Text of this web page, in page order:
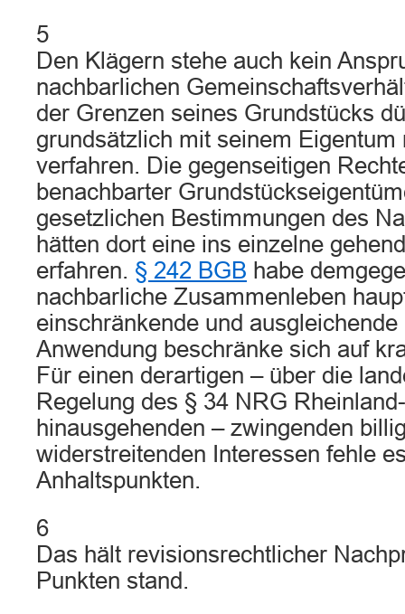
5
Den Klägern stehe auch kein
nachbarlichen
der Grenzen seines Grundstücks
grundsätzlich mit seinem Eigentum
verfahren. Die gegenseitigen
benachbarter
gesetzlichen Bestimmungen des
hätten dort eine ins einzelne
erfahren. § 242 BGB habe
nachbarliche Zusammenleben
einschränkende und
Anwendung beschränke sich auf
Für einen derartigen – über die
Regelung des § 34 NRG
hinausgehenden – zwingenden
widerstreitenden Interessen fehle
Anhaltspunkten.
6
Das hält revisionsrechtlicher
Punkten stand.